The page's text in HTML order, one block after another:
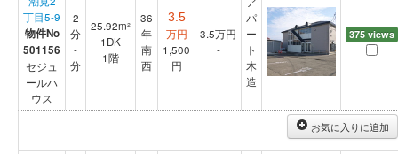
丁目5-9
物件No
501156
セジュ
ールハ
ウス
2
分
-
分
25.92m²
1DK
1階
36
年
南
西
3.5
万円
1,500
円
3.5万円
-
パ
ー
ト
木
造
375 views
お気に入りに追加